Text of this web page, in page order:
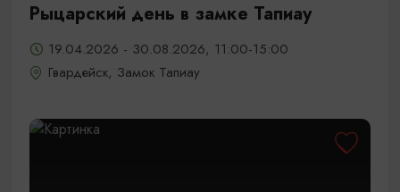
Рыцарский день в замке Тапиау
19.04.2026 - 30.08.2026, 11:00-15:00
Гвардейск, Замок Тапиау